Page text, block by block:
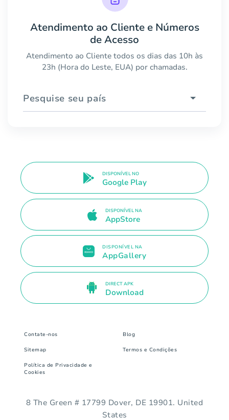
Atendimento ao Cliente e Números
de Acesso
Atendimento ao Cliente todos os dias das 10h às
23h (Hora do Leste, EUA) por chamadas.
Pesquise seu país
DISPONÍVEL NO
Google Play
DISPONÍVEL NA
AppStore
DISPONÍVEL NA
AppGallery
DIRECT APK
Download
Contate-nos Blog
Sitemap Termos e Condições
Política de Privacidade e
Cookies
8 The Green # 17799 Dover, DE 19901. United
States